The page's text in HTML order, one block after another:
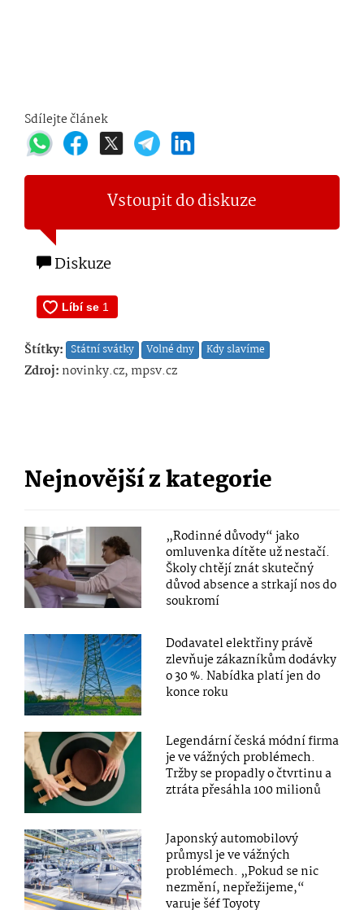
Sdílejte článek
Vstoupit do diskuze
Diskuze
Štítky: Státní svátky Volné dny Kdy slavíme
Zdroj: novinky.cz, mpsv.cz
Nejnovější z kategorie
„Rodinné důvody“ jako
omluvenka dítěte už nestačí.
Školy chtějí znát skutečný
důvod absence a strkají nos do
soukromí
Dodavatel elektřiny právě
zlevňuje zákazníkům dodávky
o 30 %. Nabídka platí jen do
konce roku
Legendární česká módní firma
je ve vážných problémech.
Tržby se propadly o čtvrtinu a
ztráta přesáhla 100 milionů
Japonský automobilový
průmysl je ve vážných
problémech. „Pokud se nic
nezmění, nepřežijeme,“
varuje šéf Toyoty